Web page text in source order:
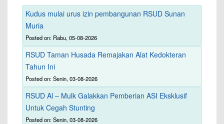
Kudus mulai urus izin pembangunan RSUD Sunan
Muria
Posted on: Rabu, 05-08-2026
RSUD Taman Husada Remajakan Alat Kedokteran
Tahun Ini
Posted on: Senin, 03-08-2026
RSUD Al – Mulk Galakkan Pemberian ASI Eksklusif
Untuk Cegah Stunting
Posted on: Senin, 03-08-2026